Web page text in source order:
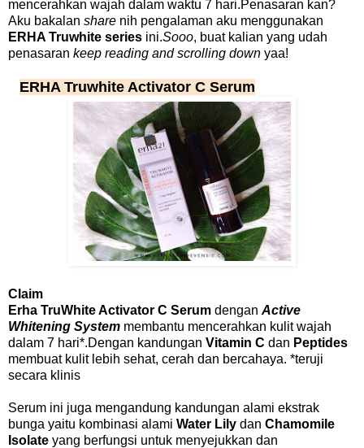
mencerahkan wajah dalam waktu 7 hari.Penasaran kan?
Aku bakalan share nih pengalaman aku menggunakan
ERHA Truwhite series ini.Sooo, buat kalian yang udah
penasaran keep reading and scrolling down yaa!
ERHA Truwhite Activator C Serum
Claim
Erha TruWhite Activator C Serum dengan Active
Whitening System membantu mencerahkan kulit wajah
dalam 7 hari*.Dengan kandungan Vitamin C dan Peptides
membuat kulit lebih sehat, cerah dan bercahaya. *teruji
secara klinis
Serum ini juga mengandung kandungan alami ekstrak
bunga yaitu kombinasi alami Water Lily dan Chamomile
Isolate yang berfungsi untuk menyejukkan dan